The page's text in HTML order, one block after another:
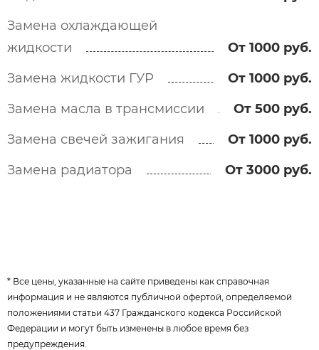
Замена охлаждающей
жидкости
От 1000 руб.
Замена жидкости ГУР
От 1000 руб.
Замена масла в трансмиссии
От 500 руб.
Замена свечей зажигания
От 1000 руб.
Замена радиатора
От 3000 руб.
* Все цены, указанные на сайте приведены как справочная
информация и не являются публичной офертой, определяемой
положениями статьи 437 Гражданского кодекса Российской
Федерации и могут быть изменены в любое время без
предупреждения.